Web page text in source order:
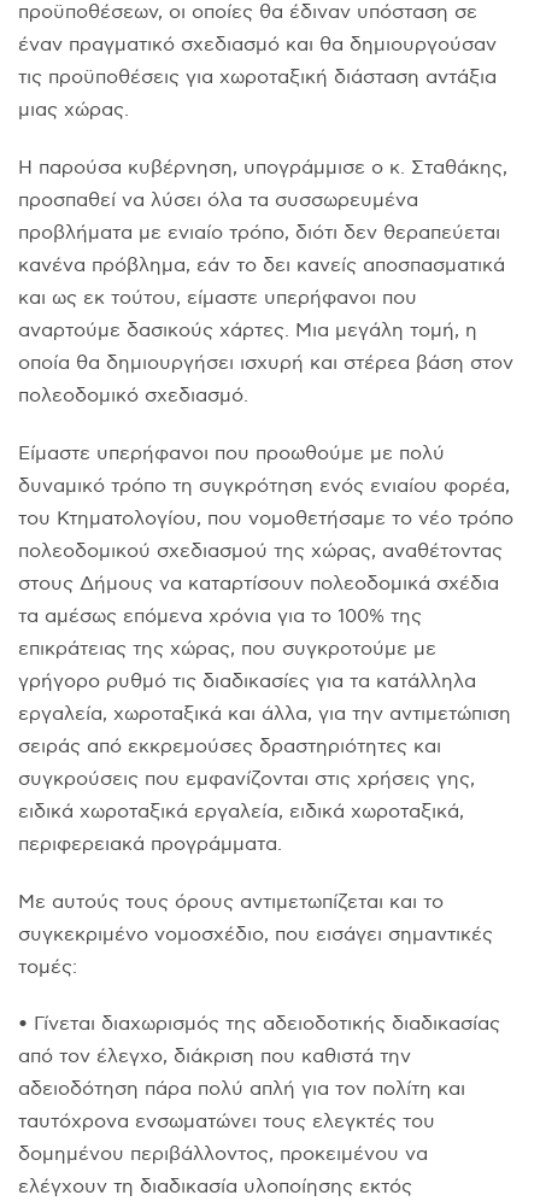
προϋποθέσεων, οι οποίες θα έδιναν υπόσταση σε
έναν πραγματικό σχεδιασμό και θα δημιουργούσαν
τις προϋποθέσεις για χωροταξική διάσταση αντάξια
μιας χώρας.
Η παρούσα κυβέρνηση, υπογράμμισε ο κ. Σταθάκης,
προσπαθεί να λύσει όλα τα συσσωρευμένα
προβλήματα με ενιαίο τρόπο, διότι δεν θεραπεύεται
κανένα πρόβλημα, εάν το δει κανείς αποσπασματικά
και ως εκ τούτου, είμαστε υπερήφανοι που
αναρτούμε δασικούς χάρτες. Μια μεγάλη τομή, η
οποία θα δημιουργήσει ισχυρή και στέρεα βάση στον
πολεοδομικό σχεδιασμό.
Είμαστε υπερήφανοι που προωθούμε με πολύ
δυναμικό τρόπο τη συγκρότηση ενός ενιαίου φορέα,
του Κτηματολογίου, που νομοθετήσαμε το νέο τρόπο
πολεοδομικού σχεδιασμού της χώρας, αναθέτοντας
στους Δήμους να καταρτίσουν πολεοδομικά σχέδια
τα αμέσως επόμενα χρόνια για το 100% της
επικράτειας της χώρας, που συγκροτούμε με
γρήγορο ρυθμό τις διαδικασίες για τα κατάλληλα
εργαλεία, χωροταξικά και άλλα, για την αντιμετώπιση
σειράς από εκκρεμούσες δραστηριότητες και
συγκρούσεις που εμφανίζονται στις χρήσεις γης,
ειδικά χωροταξικά εργαλεία, ειδικά χωροταξικά,
περιφερειακά προγράμματα.
Με αυτούς τους όρους αντιμετωπίζεται και το
συγκεκριμένο νομοσχέδιο, που εισάγει σημαντικές
τομές:
• Γίνεται διαχωρισμός της αδειοδοτικής διαδικασίας
από τον έλεγχο, διάκριση που καθιστά την
αδειοδότηση πάρα πολύ απλή για τον πολίτη και
ταυτόχρονα ενσωματώνει τους ελεγκτές του
δομημένου περιβάλλοντος, προκειμένου να
ελέγχουν τη διαδικασία υλοποίησης εκτός